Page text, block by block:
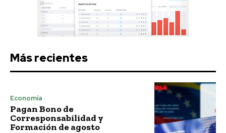
Más recientes
Economía
Pagan Bono de
Corresponsabilidad y
Formación de agosto